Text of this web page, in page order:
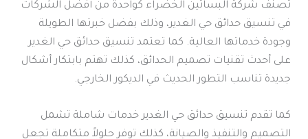
تُصنف شركة البساتين الخضراء كواحدة من أفضل الشركات
في تنسيق حدائق حي الغدير، وذلك بفضل خبرتها الطويلة
وجودة خدماتها العالية. كما تعتمد تنسيق حدائق حي الغدير
على أحدث تقنيات تصميم الحدائق، كذلك تهتم بابتكار أشكال
جديدة تناسب التطور الحديث في الديكور الخارجي.
كما تقدم تنسيق حدائق حي الغدير خدمات شاملة تشمل
التصميم والتنفيذ والصيانة، كذلك توفر حلولاً متكاملة تجعل